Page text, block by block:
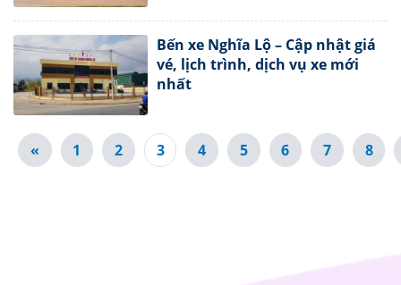
Bến xe Nghĩa Lộ – Cập nhật giá
vé, lịch trình, dịch vụ xe mới
nhất
« 1 2 3 4 5 6 7 8